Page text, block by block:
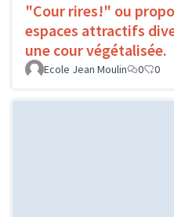
"Cour rires!" ou
espaces attractifs
une cour végétalisée.
Ecole Jean Moulin 0 0